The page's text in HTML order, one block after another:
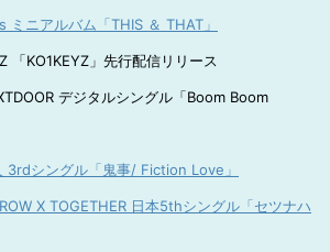
ミニアルバム「THIS ＆ THAT」
「KO1KEYZ」先行配信リリース
デジタルシングル「Boom Boom
3rdシングル「鬼事/ Fiction Love」
X TOGETHER 日本5thシングル「セツナハ